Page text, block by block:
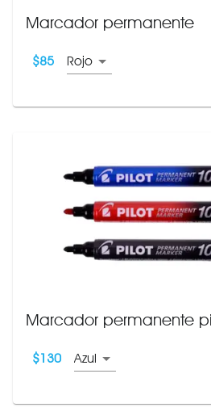
Marcador permanente
$85 Rojo
Marcador permanente
$130 Azul